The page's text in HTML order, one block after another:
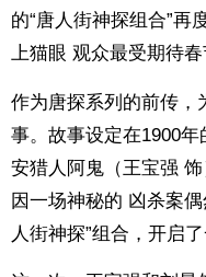
的“唐人街神探组合”再
上猫眼 观众最受期待春
作为唐探系列的前传，
事。故事设定在1900
安猎人阿鬼（王宝强
因一场神秘的 凶杀案
人街神探”组合，开启